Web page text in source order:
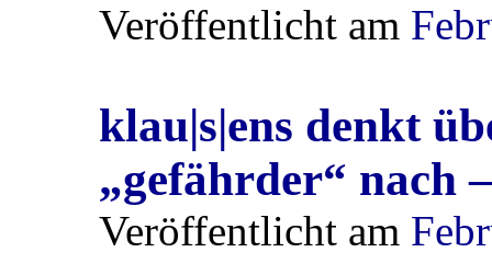
Veröffentlicht am
klau|s|ens denkt
„gefährder“ nach
Veröffentlicht am